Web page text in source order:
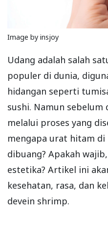
Image by insjoy
Udang adalah salah
populer di dunia,
hidangan seperti
sushi. Namun sebelum
melalui proses yang
mengapa urat hitam
dibuang? Apakah
estetika? Artikel ini
kesehatan, rasa, dan
devein shrimp.